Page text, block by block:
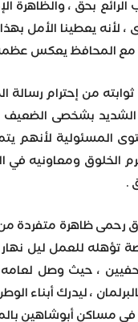
بحق ، والظاهرة
يعطينا الأمل
مع المحافظ يعكس
من إحترام
بشخصى الضعيف ،
المسئولية
الخلوق ومعاونيه في
.
رحمى ظاهرة
للعمل ليل نهار
، حيث وصل لعامه
، ليدرك أبناء
مساكن أبوشاهين